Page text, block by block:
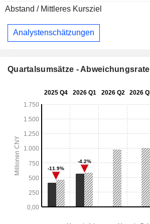
Abstand / Mittleres Kursziel
Analystenschätzungen
Quartalsumsätze - Abweichungsrate